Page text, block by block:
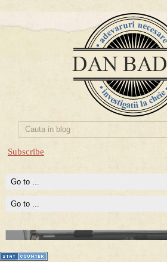
Subscribe
Prima mea carte publicata (Nemira)
Averea Presedintelui: prima lucrare
conturi secrete ale Securitatii.